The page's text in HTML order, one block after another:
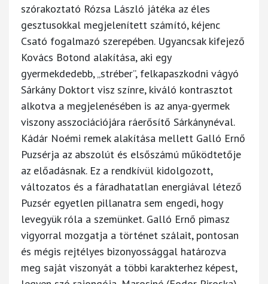
szórakoztató Rózsa László játéka az éles
gesztusokkal megjelenített számító, kéjenc
Csató fogalmazó szerepében. Ugyancsak kifejező
Kovács Botond alakítása, aki egy
gyermekdedebb, „stréber”, felkapaszkodni vágyó
Sárkány Doktort visz színre, kiváló kontrasztot
alkotva a megjelenésében is az anya-gyermek
viszony asszociációjára ráerősítő Sárkánynéval.
Kádár Noémi remek alakítása mellett Galló Ernő
Puzsérja az abszolút és elsőszámú működtetője
az előadásnak. Ez a rendkívül kidolgozott,
változatos és a fáradhatatlan energiával létező
Puzsér egyetlen pillanatra sem engedi, hogy
levegyük róla a szemünket. Galló Ernő pimasz
vigyorral mozgatja a történet szálait, pontosan
és mégis rejtélyes bizonyossággal határozva
meg saját viszonyát a többi karakterhez képest,